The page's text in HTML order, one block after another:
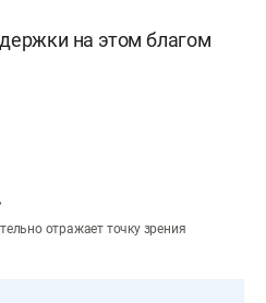
на этом благом
отражает точку зрения